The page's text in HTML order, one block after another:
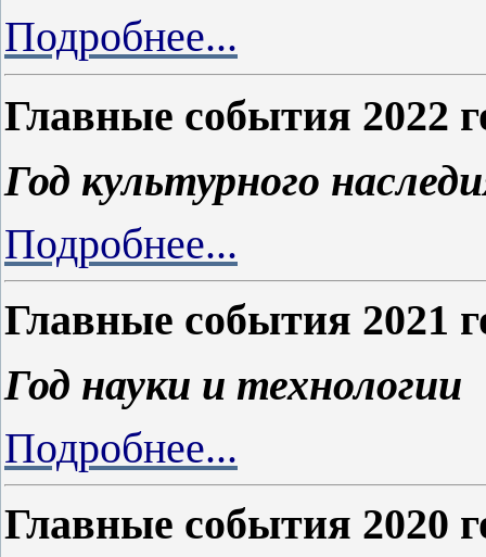
Подробнее...
Главные события 2022
Год культурного
Подробнее...
Главные события 2021
Год науки и технологии
Подробнее...
Главные события 2020